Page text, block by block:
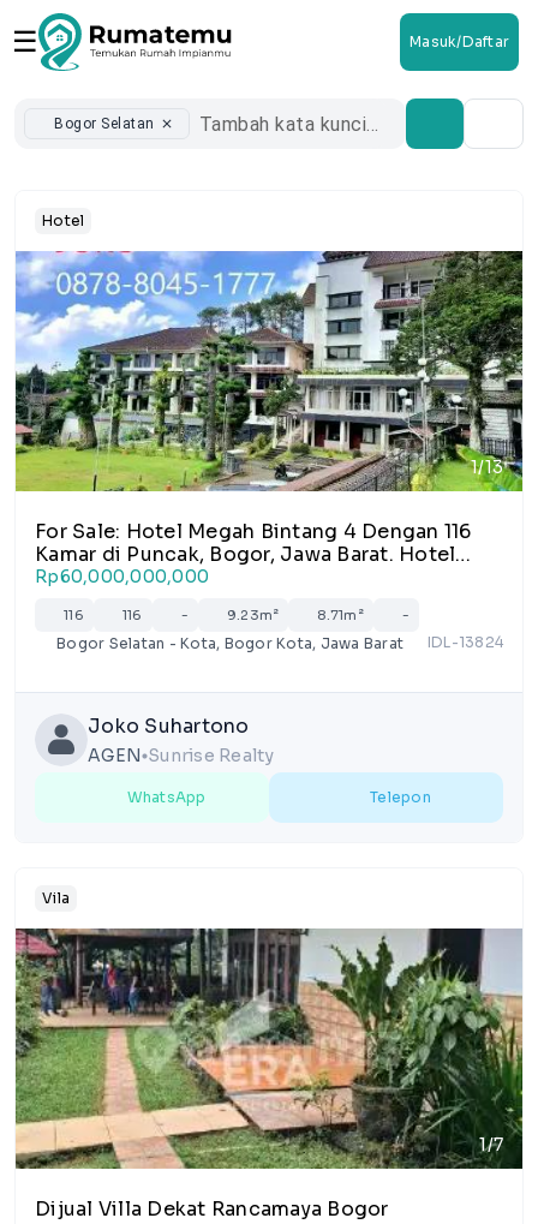
☰ Masuk/Daftar
Bogor Selatan close
Hotel
1/13
For Sale: Hotel Megah Bintang 4 Dengan 116
Kamar di Puncak, Bogor, Jawa Barat. Hotel
masih dalam keadaan aktif beroperasi dengan
hari libur.
Rp60,000,000,000
116 116 - 9.23m² 8.71m² -
Bogor Selatan - Kota, Bogor Kota, Jawa Barat IDL-13824
Joko Suhartono
AGEN lens Sunrise Realty
WhatsApp Telepon
Vila
1/7
Dijual Villa Dekat Rancamaya Bogor